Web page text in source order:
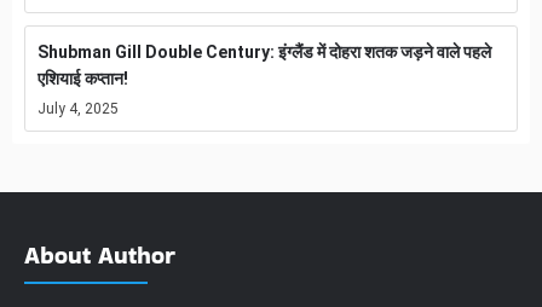
Shubman Gill Double Century: इंग्लैंड में दोहरा शतक जड़ने वाले पहले
एशियाई कप्तान!
July 4, 2025
About Author